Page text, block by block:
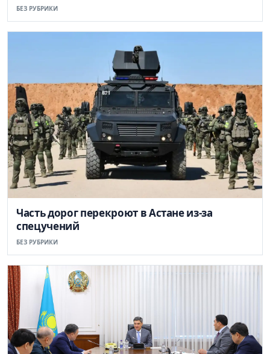
БЕЗ РУБРИКИ
Часть дорог перекроют в Астане из-за
спецучений
БЕЗ РУБРИКИ